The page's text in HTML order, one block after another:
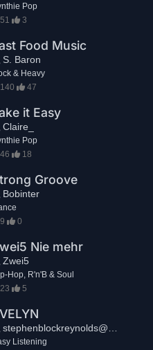
Pop
3
Food Music
S. Baron
& Heavy
47
it Easy
Claire_
Pop
18
Groove
Bobinter
0
Nie mehr
Zwei5
Hop, R'n'B & Soul
5
stephenblockreynolds@gmail.com
Listening